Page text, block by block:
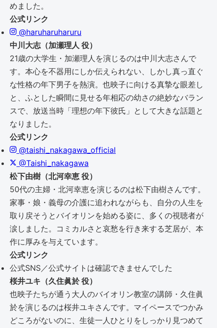
めました。
公式リンク
@haruharuharuru
中川大志（加瀬理人 役）
21歳の大学生・加瀬理人を演じるのは中川大志さんで
す。本心を不器用にしか伝えられない、しかし真っ直ぐ
な性格の年下男子を熱演。也映子に向ける真摯な眼差し
と、ふとした瞬間に見せる年相応の幼さの絶妙なバラン
スで、放送当時「理想の年下彼氏」として大きな話題と
なりました。
公式リンク
@taishi_nakagawa_official
@Taishi_nakagawa
松下由樹（北河幸恵 役）
50代の主婦・北河幸恵を演じるのは松下由樹さんです。
家事・娘・義母の介護に追われながらも、自分の人生を
取り戻そうとバイオリンを始める姿に、多くの視聴者が
涙しました。コミカルさと哀愁を行き来する芝居が、本
作に厚みを与えています。
公式リンク
公式SNS／公式サイトは確認できませんでした
桜井ユキ（久住眞於 役）
也映子たちが通う大人のバイオリン教室の講師・久住眞
於を演じるのは桜井ユキさんです。マイペースでつかみ
どころがないのに、生徒一人ひとりをしっかり見つめて